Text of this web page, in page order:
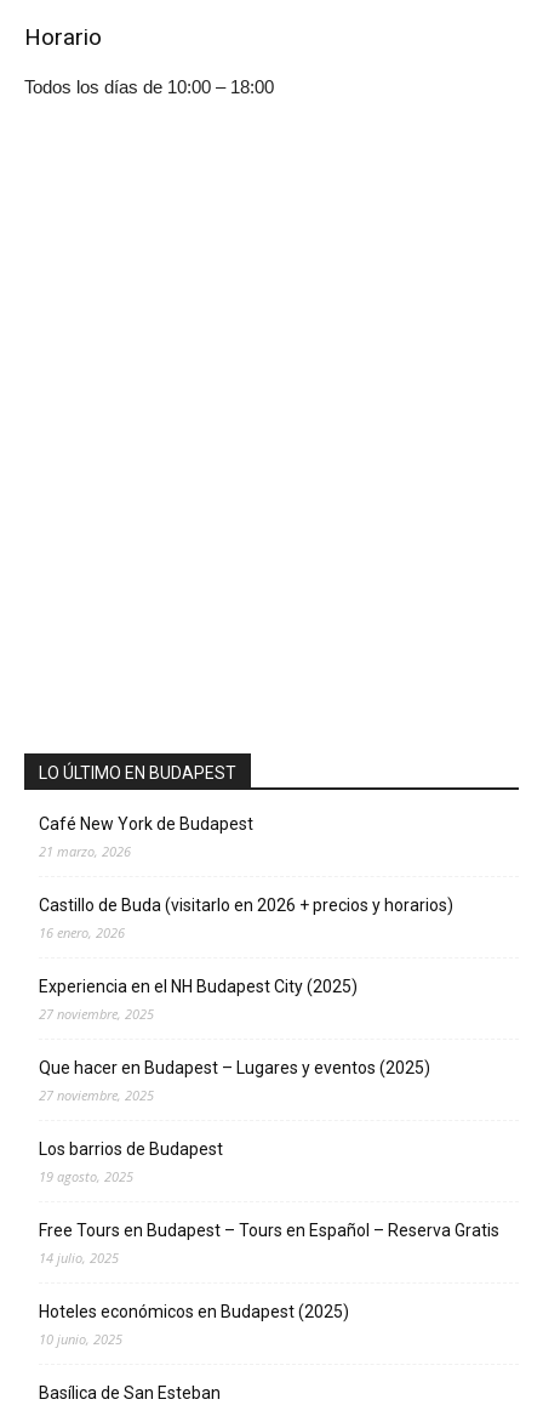
Horario
Todos los días de 10:00 – 18:00
LO ÚLTIMO EN BUDAPEST
Café New York de Budapest
21 marzo, 2026
Castillo de Buda (visitarlo en 2026 + precios y horarios)
16 enero, 2026
Experiencia en el NH Budapest City (2025)
27 noviembre, 2025
Que hacer en Budapest – Lugares y eventos (2025)
27 noviembre, 2025
Los barrios de Budapest
19 agosto, 2025
Free Tours en Budapest – Tours en Español – Reserva Gratis
14 julio, 2025
Hoteles económicos en Budapest (2025)
10 junio, 2025
Basílica de San Esteban